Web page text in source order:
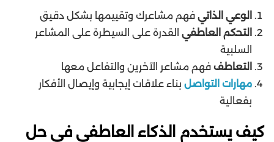
الوعي الذاتيفهم مشاعرك وتقييمها بشكل دقيق
التحكم العاطفيالقدرة على السيطرة على المشاعر
السلبية
التعاطففهم مشاعر الآخرين والتفاعل معها
مهارات التواصل بناء علاقات إيجابية وإيصال الأفكار
بفعالية
كيف يستخدم الذكاء العاطفي في حل